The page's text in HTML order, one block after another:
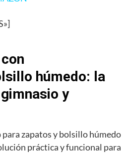
húmedo: la
y
zapatos y bolsillo húmedo
práctica y funcional para